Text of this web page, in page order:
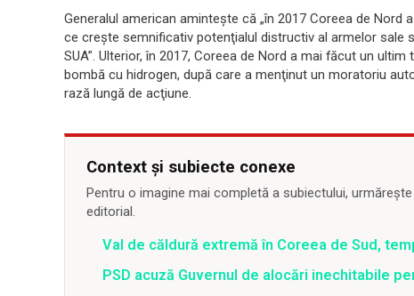
Generalul american aminteşte că „în 2017 Coreea de
ce creşte semnificativ potenţialul distructiv al armelor sale
SUA”. Ulterior, în 2017, Coreea de Nord a mai făcut un
bombă cu hidrogen, după care a menţinut un moratoriu
rază lungă de acţiune.
Context și subiecte conexe
Pentru o imagine mai completă a subiectului,
editorial.
Val de căldură extremă în Coreea de Sud,
PSD acuză Guvernul de alocări inechitabile